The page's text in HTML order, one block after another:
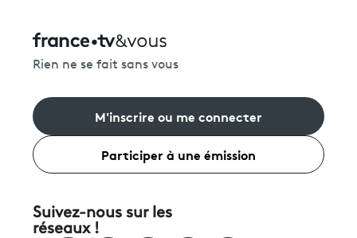
Rien ne se fait sans vous
M'inscrire ou me connecter
Participer à une émission
Suivez-nous sur les
réseaux !